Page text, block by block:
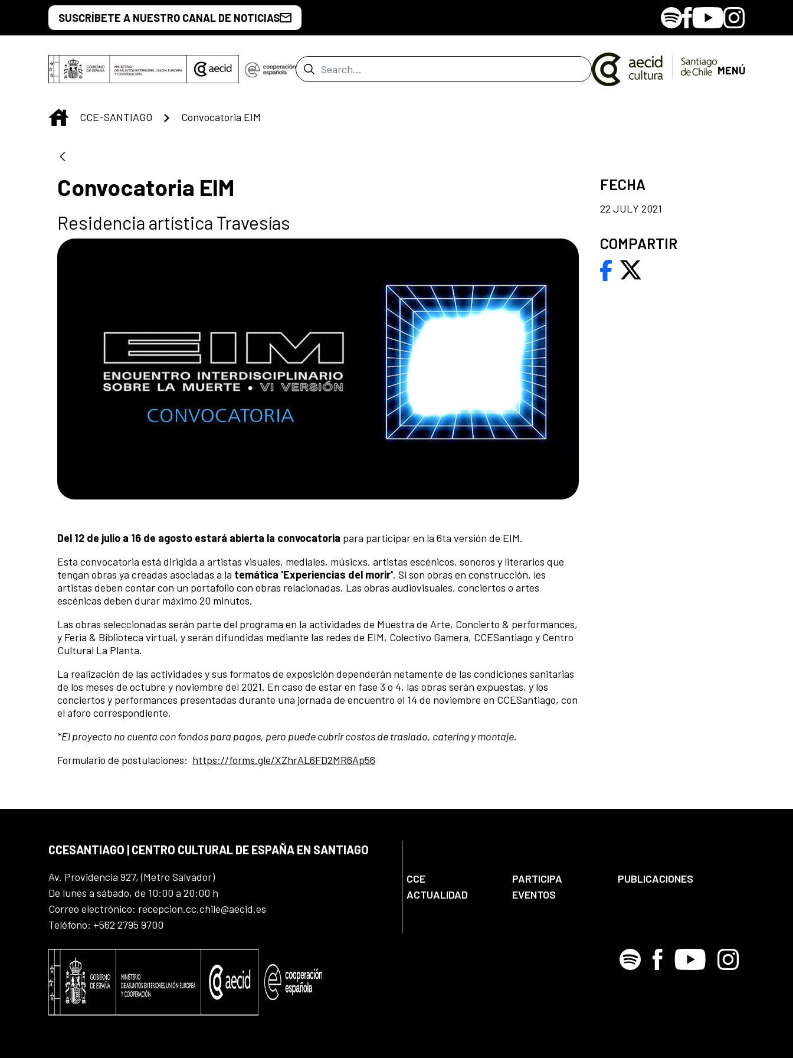
Skip to Main ContentSUSCRÍBETE A NUESTRO CANAL DE NOTICIAS SpotifyFacebook
YoutubeInstagram
Search Bar MENÚ
INICIO
CCE-SANTIAGO Convocatoria EIM
Convocatoria EIM
Residencia artística Travesías
Del 12 de julio a 16 de agosto estará abierta la convocatoria para participar en la 6ta versión de EIM.
Esta convocatoria está dirigida a artistas visuales, mediales, músicxs, artistas escénicos, sonoros y literarios que
tengan obras ya creadas asociadas a la temática 'Experiencias del morir'. Si son obras en construcción, les
artistas deben contar con un portafolio con obras relacionadas. Las obras audiovisuales, conciertos o artes
escénicas deben durar máximo 20 minutos.
Las obras seleccionadas serán parte del programa en la actividades de Muestra de Arte, Concierto & performances,
y Feria & Biblioteca virtual, y serán difundidas mediante las redes de EIM, Colectivo Gamera, CCESantiago y Centro
Cultural La Planta.
La realización de las actividades y sus formatos de exposición dependerán netamente de las condiciones sanitarias
de los meses de octubre y noviembre del 2021. En caso de estar en fase 3 o 4, las obras serán expuestas, y los
conciertos y performances presentadas durante una jornada de encuentro el 14 de noviembre en CCESantiago, con
el aforo correspondiente.
*El proyecto no cuenta con fondos para pagos, pero puede cubrir costos de traslado, catering y montaje.
​Formulario de postulaciones: https://forms.gle/XZhrAL6FD2MR6Ap56
FECHA
22 JULY 2021
COMPARTIR
CCESANTIAGO | CENTRO CULTURAL DE ESPAÑA EN SANTIAGO
Av. Providencia 927, (Metro Salvador)
De lunes a sábado, de 10:00 a 20:00 h
Correo electrónico: recepcion.cc.chile@aecid.es
Teléfono: +562 2795 9700
CCE PARTICIPA
PUBLICACIONES
ACTUALIDAD
EVENTOS
Spotify Facebook
Youtube Instagram